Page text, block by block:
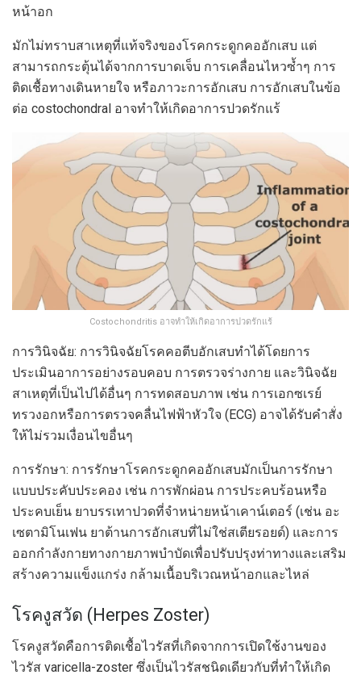
หน้าอก
มักไม่ทราบสาเหตุที่แท้จริงของโรคกระดูกคออักเสบ แต่
สามารถกระตุ้นได้จากการบาดเจ็บ การเคลื่อนไหวซ้ำๆ การ
ติดเชื้อทางเดินหายใจ หรือภาวะการอักเสบ การอักเสบในข้อ
ต่อ costochondral อาจทำให้เกิดอาการปวดรักแร้
Costochondritis อาจทำให้เกิดอาการปวดรักแร้
การวินิจฉัย: การวินิจฉัยโรคคอตีบอักเสบทำได้โดยการ
ประเมินอาการอย่างรอบคอบ การตรวจร่างกาย และวินิจฉัย
สาเหตุที่เป็นไปได้อื่นๆ การทดสอบภาพ เช่น การเอกซเรย์
ทรวงอกหรือการตรวจคลื่นไฟฟ้าหัวใจ (ECG) อาจได้รับคำสั่ง
ให้ไม่รวมเงื่อนไขอื่นๆ
การรักษา: การรักษาโรคกระดูกคออักเสบมักเป็นการรักษา
แบบประคับประคอง เช่น การพักผ่อน การประคบร้อนหรือ
ประคบเย็น ยาบรรเทาปวดที่จำหน่ายหน้าเคาน์เตอร์ (เช่น อะ
เซตามิโนเฟน ยาต้านการอักเสบที่ไม่ใช่สเตียรอยด์) และการ
ออกกำลังกายทางกายภาพบำบัดเพื่อปรับปรุงท่าทางและเสริม
สร้างความแข็งแกร่ง กล้ามเนื้อบริเวณหน้าอกและไหล่
โรคงูสวัด (Herpes Zoster)
โรคงูสวัดคือการติดเชื้อไวรัสที่เกิดจากการเปิดใช้งานของ
ไวรัส varicella-zoster ซึ่งเป็นไวรัสชนิดเดียวกับที่ทำให้เกิด